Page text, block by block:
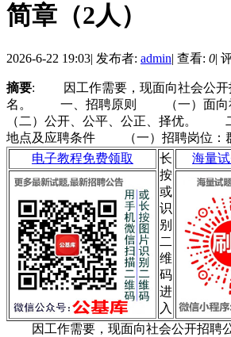
简章（2人）
2026-6-22 19:03| 发布者: admin| 查看: 0|
摘要: 因工作需要，现面向社会公开
名。 一、招聘原则 （一）面向
（二）公开、公平、公正、择优。
地点及应聘条件 （一）招聘岗位：
电子教程免费领取
长
按
或
识
别
二
维
码
进
入
海量
因工作需要，现面向社会公开招聘公